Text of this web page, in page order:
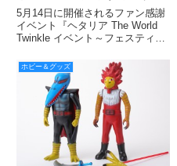
vol.3』販売の最新グッズ
を公開！ 日丸屋秀和先生
描き下ろしイラストを使用
5月14日に開催されるファン感謝
イベント『ヘタリア The World
Twinkle イベント～フェスティヴ
ッズ情報が公開された。
ホビー＆グッズ